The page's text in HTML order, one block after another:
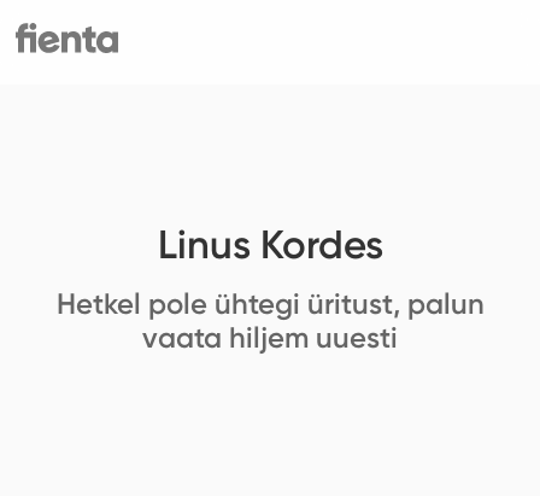
Linus Kordes
Hetkel pole ühtegi üritust, palun
vaata hiljem uuesti